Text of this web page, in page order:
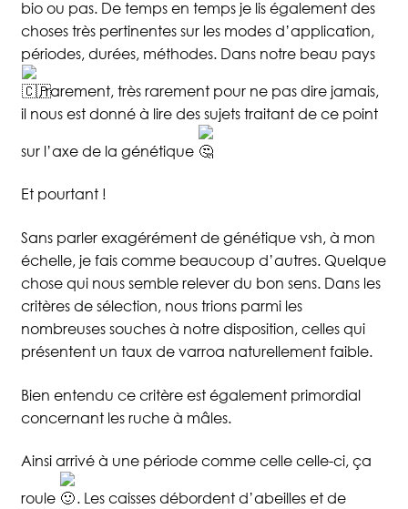
Blog La Miellerie
Contact
bio ou pas. De temps en temps je lis également des
choses très pertinentes sur les modes d’application,
périodes, durées, méthodes. Dans notre beau pays
, rarement, très rarement pour ne pas dire jamais,
il nous est donné à lire des sujets traitant de ce point
sur l’axe de la génétique
Et pourtant !
Sans parler exagérément de génétique vsh, à mon
échelle, je fais comme beaucoup d’autres. Quelque
chose qui nous semble relever du bon sens. Dans les
critères de sélection, nous trions parmi les
nombreuses souches à notre disposition, celles qui
présentent un taux de varroa naturellement faible.
Bien entendu ce critère est également primordial
concernant les ruche à mâles.
Ainsi arrivé à une période comme celle celle-ci, ça
roule
. Les caisses débordent d’abeilles et de